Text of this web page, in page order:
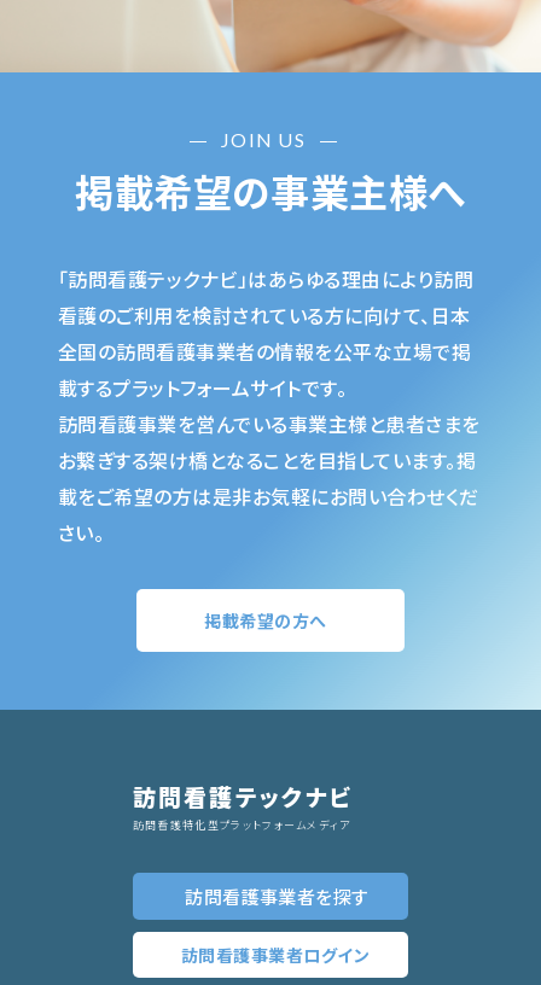
JOIN US
掲載希望の事業主様へ
「訪問看護テックナビ」はあらゆる理由により訪問
看護のご利用を検討されている方に向けて、日本
全国の訪問看護事業者の情報を公平な立場で掲
載するプラットフォームサイトです。
訪問看護事業を営んでいる事業主様と患者さまを
お繋ぎする架け橋となることを目指しています。掲
載をご希望の方は是非お気軽にお問い合わせくだ
さい。
掲載希望の方へ
訪問看護テックナビ
訪問看護特化型プラットフォームメディア
訪問看護事業者を探す
訪問看護事業者ログイン